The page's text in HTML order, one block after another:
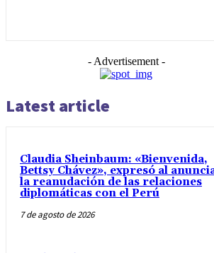
- Advertisement -
Latest article
Claudia Sheinbaum: «Bienvenida,
Bettsy Chávez», expresó al
la reanudación de las relaciones
diplomáticas con el Perú
7 de agosto de 2026